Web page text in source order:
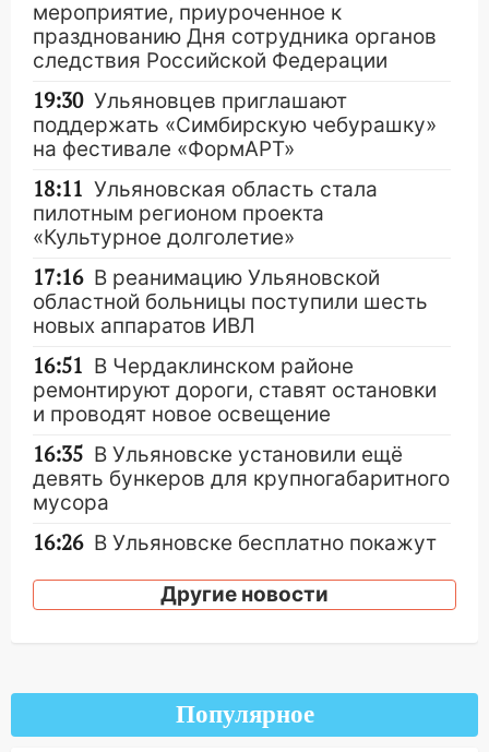
мероприятие, приуроченное к
празднованию Дня сотрудника органов
следствия Российской Федерации
19:30 Ульяновцев приглашают
поддержать «Симбирскую чебурашку»
на фестивале «ФормАРТ»
18:11 Ульяновская область стала
пилотным регионом проекта
«Культурное долголетие»
17:16 В реанимацию Ульяновской
областной больницы поступили шесть
новых аппаратов ИВЛ
16:51 В Чердаклинском районе
ремонтируют дороги, ставят остановки
и проводят новое освещение
16:35 В Ульяновске установили ещё
девять бункеров для крупногабаритного
мусора
16:26 В Ульяновске бесплатно покажут
16:12 В Ульяновском госуниверситете
15:47 Ульяновцы могут вернуть деньги
за абонементы закрывшегося фитнес-
клуба «Рекорд-Fitness»
Другие новости
Популярное